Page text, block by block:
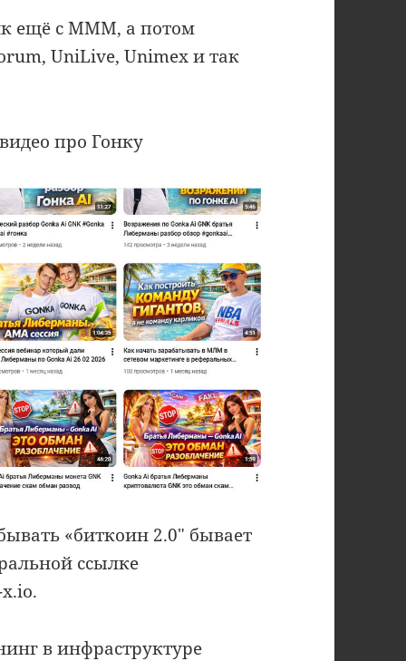
ещё с МММ, а потом
UniLive, Unimex и так
про Гонку
«биткоин 2.0″ бывает
ссылке
в инфраструктуре